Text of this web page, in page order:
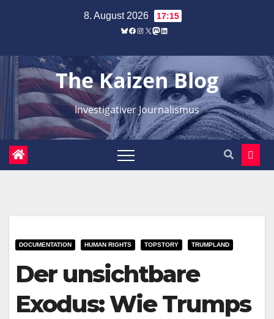
8. August 2026 17:15
Bluesky
Facebook
Instagram
X Mastodon
LinkedIn
The Kaizen Blog
Investigativer Journalismus
DOCUMENTATION HUMAN RIGHTS TOPSTORY TRUMPLAND
Der unsichtbare
Exodus: Wie Trumps